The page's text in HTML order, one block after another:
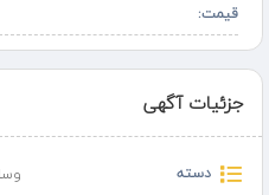
قیمت:
جزئیات آگهی
دسته